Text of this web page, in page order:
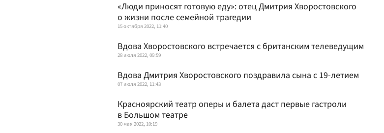
«Люди приносят готовую еду»: отец Дмитрия Хворостовского
о жизни после семейной трагедии
15 октября 2022, 11:40
Вдова Хворостовского встречается с британским телеведущим
28 июля 2022, 09:59
Вдова Дмитрия Хворостовского поздравила сына с 19-летием
07 июля 2022, 11:43
Красноярский театр оперы и балета даст первые гастроли
в Большом театре
30 мая 2022, 10:19